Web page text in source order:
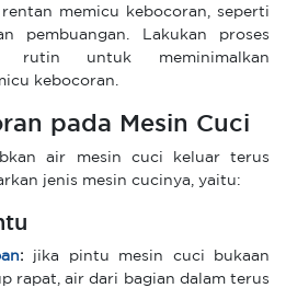
memicu kebocoran, seperti
pembuangan. Lakukan proses
rutin untuk meminimalkan
kebocoran.
pada Mesin Cuci
air mesin cuci keluar terus
jenis mesin cucinya, yaitu:
: jika pintu mesin cuci bukaan
rapat, air dari bagian dalam terus